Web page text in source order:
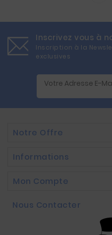
Inscrivez vous à
Inscription à la
exclusives
Notre Offre
Informations
Mon Compte
Nous Contacter